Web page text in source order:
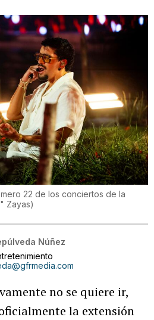
22 de los conciertos de la
Zayas)
Núñez
no se quiere ir,
la extensión